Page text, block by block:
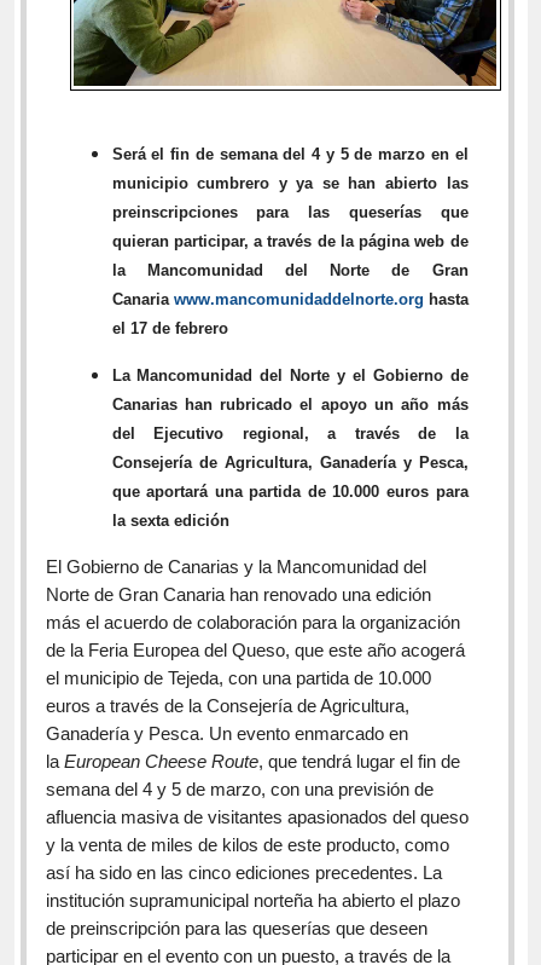
Será el fin de semana del 4 y 5 de marzo en el
municipio cumbrero y ya se han abierto las
preinscripciones para las queserías que
quieran participar, a través de la página web de
la Mancomunidad del Norte de Gran
Canaria www.mancomunidaddelnorte.org hasta
el 17 de febrero
La Mancomunidad del Norte y el Gobierno de
Canarias han rubricado el apoyo un año más
del Ejecutivo regional, a través de la
Consejería de Agricultura, Ganadería y Pesca,
que aportará una partida de 10.000 euros para
la sexta edición
El Gobierno de Canarias y la Mancomunidad del
Norte de Gran Canaria han renovado una edición
más el acuerdo de colaboración para la organización
de la Feria Europea del Queso, que este año acogerá
el municipio de Tejeda, con una partida de 10.000
euros a través de la Consejería de Agricultura,
Ganadería y Pesca. Un evento enmarcado en
la European Cheese Route, que tendrá lugar el fin de
semana del 4 y 5 de marzo, con una previsión de
afluencia masiva de visitantes apasionados del queso
y la venta de miles de kilos de este producto, como
así ha sido en las cinco ediciones precedentes. La
institución supramunicipal norteña ha abierto el plazo
de preinscripción para las queserías que deseen
participar en el evento con un puesto, a través de la